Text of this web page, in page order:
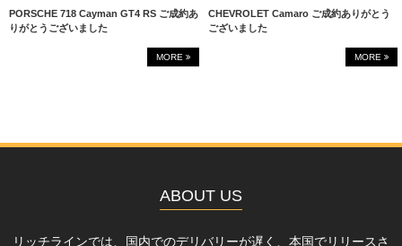
PORSCHE 718 Cayman GT4 RS ご成約あ
りがとうございました
MORE
CHEVROLET Camaro ご成約ありがとう
ございました
MORE
ABOUT US
リッチラインでは、国内でのデリバリーが遅く、本国でリリースさ